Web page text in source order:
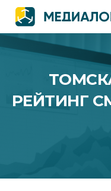
РЕЙТИНГ